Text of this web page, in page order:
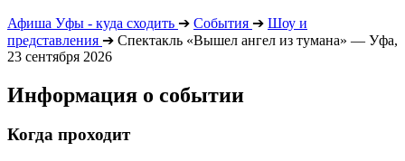
Афиша Уфы - куда сходить ➔ События ➔ Шоу и
представления ➔ Спектакль «Вышел ангел из тумана» — Уфа,
23 сентября 2026
Информация о событии
Когда проходит